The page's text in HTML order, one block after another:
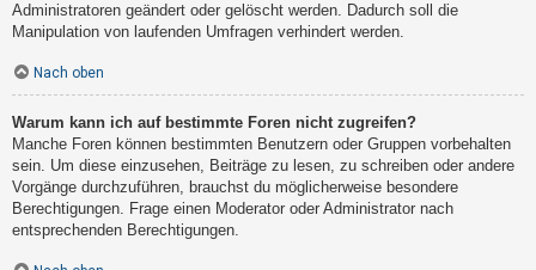
Administratoren geändert oder gelöscht werden. Dadurch soll die
Manipulation von laufenden Umfragen verhindert werden.
Nach oben
Warum kann ich auf bestimmte Foren nicht zugreifen?
Manche Foren können bestimmten Benutzern oder Gruppen vorbehalten
sein. Um diese einzusehen, Beiträge zu lesen, zu schreiben oder andere
Vorgänge durchzuführen, brauchst du möglicherweise besondere
Berechtigungen. Frage einen Moderator oder Administrator nach
entsprechenden Berechtigungen.